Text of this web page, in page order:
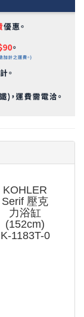
KOHLER
Serif 壓克
力浴缸
(152cm)
K-1183T-0